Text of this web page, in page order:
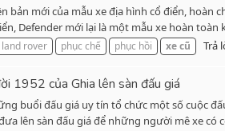
bản mới của mẫu xe địa hình cổ điển,
Defender mới lại là một mẫu xe hoàn
land rover phục chế phục hồi xecũ Trả
1952 của Ghia lên sàn đấu giá
buổi đấu giá uy tín tổ chức một số cuộc
lên sàn đấu giá để những người mê xe có